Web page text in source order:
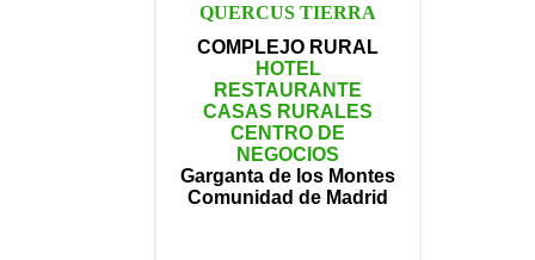
QUERCUS TIERRA
COMPLEJO RURAL
HOTEL
RESTAURANTE
CASAS RURALES
CENTRO DE
NEGOCIOS
Garganta de los Montes
Comunidad de Madrid